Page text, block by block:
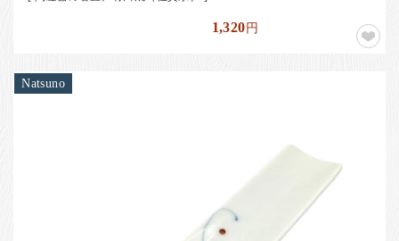
1,320円
Natsuno